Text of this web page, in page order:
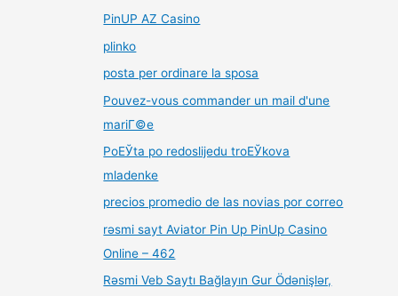
PinUP AZ Casino
plinko
posta per ordinare la sposa
Pouvez-vous commander un mail d'une
mariГ©e
PoЕЎta po redoslijedu troЕЎkova
mladenke
precios promedio de las novias por correo
rəsmi sayt Aviator Pin Up PinUp Casino
Online – 462
Rəsmi Veb Saytı Bağlayın️ Gur Ödənişlər,